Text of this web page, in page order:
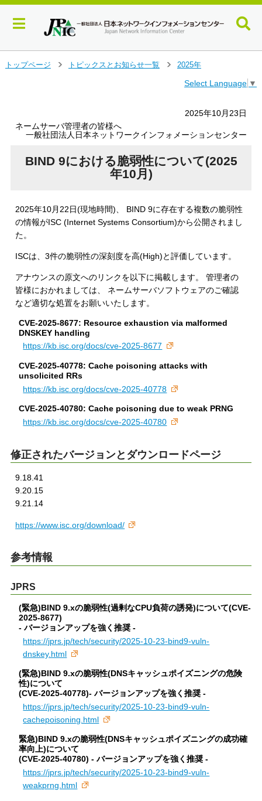
トップページ
トピックスとお知らせ一覧
2025年
Select Language ▼
2025年10月23日
ネームサーバ管理者の皆様へ
一般社団法人日本ネットワークインフォメーションセンター
BIND 9における脆弱性について(2025
年10月)
2025年10月22日(現地時間)、 BIND 9に存在する複数の脆弱性
の情報がISC (Internet Systems Consortium)から公開されまし
た。
ISCは、3件の脆弱性の深刻度を高(High)と評価しています。
アナウンスの原文へのリンクを以下に掲載します。 管理者の
皆様におかれましては、 ネームサーバソフトウェアのご確認
など適切な処置をお願いいたします。
CVE-2025-8677: Resource exhaustion via malformed
DNSKEY handling
https://kb.isc.org/docs/cve-2025-8677
CVE-2025-40778: Cache poisoning attacks with
unsolicited RRs
https://kb.isc.org/docs/cve-2025-40778
CVE-2025-40780: Cache poisoning due to weak PRNG
https://kb.isc.org/docs/cve-2025-40780
修正されたバージョンとダウンロードページ
9.18.41
9.20.15
9.21.14
https://www.isc.org/download/
参考情報
JPRS
(緊急)BIND 9.xの脆弱性(過剰なCPU負荷の誘発)について(CVE-
2025-8677)
- バージョンアップを強く推奨 -
https://jprs.jp/tech/security/2025-10-23-bind9-vuln-
dnskey.html
(緊急)BIND 9.xの脆弱性(DNSキャッシュポイズニングの危険
性)について
(CVE-2025-40778)- バージョンアップを強く推奨 -
https://jprs.jp/tech/security/2025-10-23-bind9-vuln-
cachepoisoning.html
緊急)BIND 9.xの脆弱性(DNSキャッシュポイズニングの成功確
率向上)について
(CVE-2025-40780) - バージョンアップを強く推奨 -
https://jprs.jp/tech/security/2025-10-23-bind9-vuln-
weakprng.html